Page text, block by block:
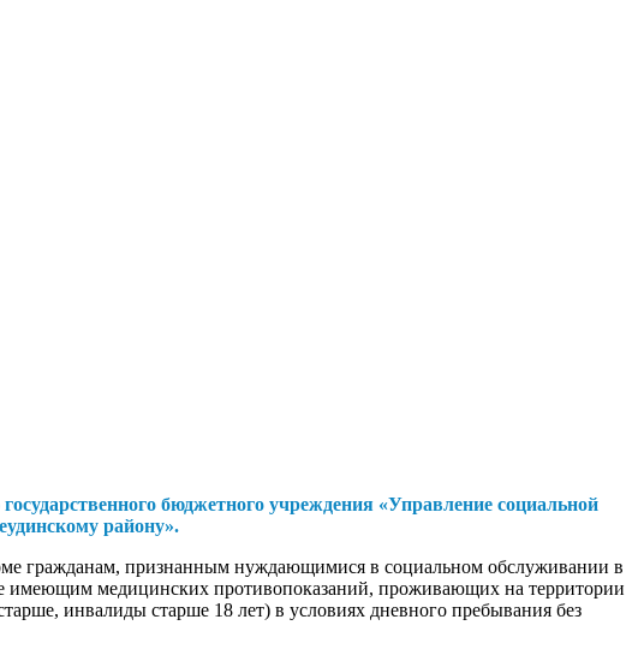
бюджетного учреждения «Управление социальной
району».
гражданам, признанным нуждающимися в социальном обслуживании в
имеющим медицинских противопоказаний, проживающих на территории
инвалиды старше 18 лет) в условиях дневного пребывания без